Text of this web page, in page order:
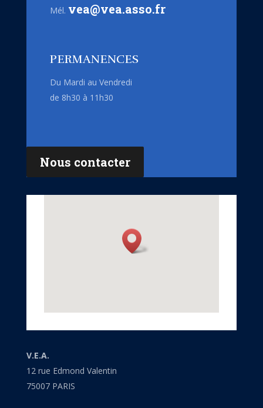
Mél. vea@vea.asso.fr
PERMANENCES
Du Mardi au Vendredi
de 8h30 à 11h30
Nous contacter
V.E.A.
12 rue Edmond Valentin
75007 PARIS